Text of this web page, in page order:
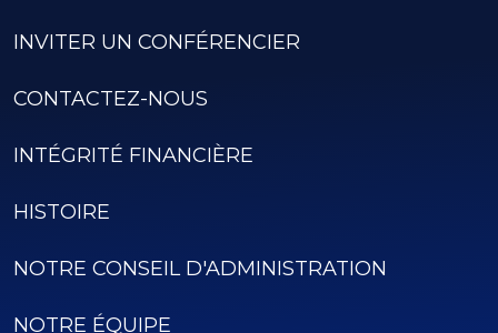
INVITER UN CONFÉRENCIER
CONTACTEZ-NOUS
INTÉGRITÉ FINANCIÈRE
HISTOIRE
NOTRE CONSEIL D'ADMINISTRATION
NOTRE ÉQUIPE